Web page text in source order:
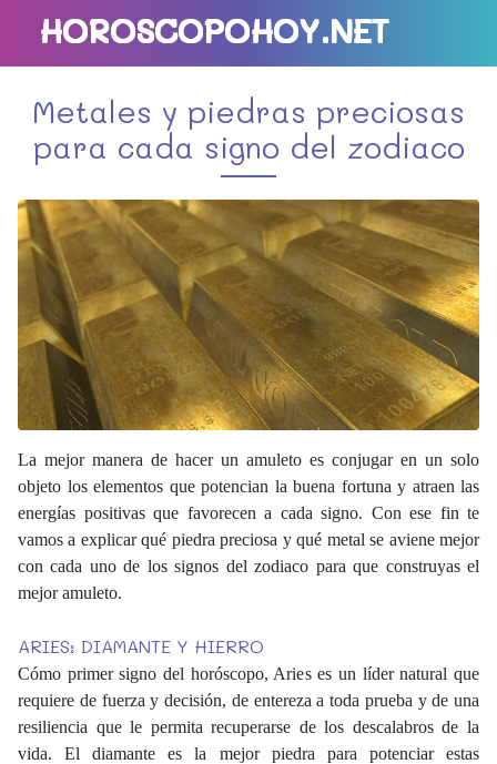
HOROSCOPOHOY.NET
Metales y piedras preciosas
para cada signo del zodiaco
La mejor manera de hacer un amuleto es conjugar en un solo
objeto los elementos que potencian la buena fortuna y atraen las
energías positivas que favorecen a cada signo. Con ese fin te
vamos a explicar qué piedra preciosa y qué metal se aviene mejor
con cada uno de los signos del zodiaco para que construyas el
mejor amuleto.
ARIES: DIAMANTE Y HIERRO
Cómo primer signo del horóscopo, Aries es un líder natural que
requiere de fuerza y decisión, de entereza a toda prueba y de una
resiliencia que le permita recuperarse de los descalabros de la
vida. El diamante es la mejor piedra para potenciar estas